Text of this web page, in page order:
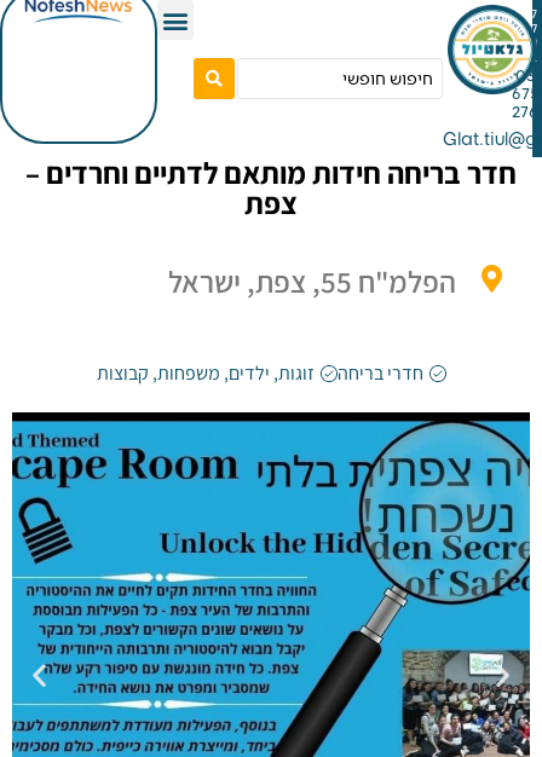
חידות מותאם לדתיים וחרדים –
הפלמ"ח 55, צפת, ישראל
חדרי בריחה זוגות,ילדים,משפחות,קבוצות